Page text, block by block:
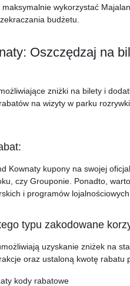
wykorzystać
budżetu.
Oszczędzaj na
zniżki na bilety i
na wizyty w parku
Kownaty kupony na swojej
czy Grouponie. Ponadto,
i programów lojalnościowych.
typu zakodowane
uzyskanie zniżek na
oraz ustaloną kwotę rabatu
kody rabatowe